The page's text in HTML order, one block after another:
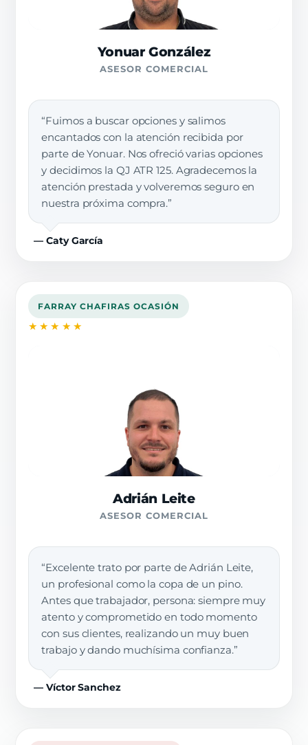
Yonuar González
ASESOR COMERCIAL
“Fuimos a buscar opciones y salimos
encantados con la atención recibida por
parte de Yonuar. Nos ofreció varias opciones
y decidimos la QJ ATR 125. Agradecemos la
atención prestada y volveremos seguro en
nuestra próxima compra.”
— Caty García
FARRAY CHAFIRAS OCASIÓN
★★★★★
Adrián Leite
ASESOR COMERCIAL
“Excelente trato por parte de Adrián Leite,
un profesional como la copa de un pino.
Antes que trabajador, persona: siempre muy
atento y comprometido en todo momento
con sus clientes, realizando un muy buen
trabajo y dando muchísima confianza.”
— Víctor Sanchez